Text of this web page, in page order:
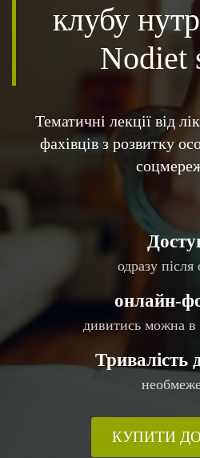
клубу
Nodiet
Тематичні лекції від
фахівців з розвитку
одразу після
онлайн-
дивитись можна в
Тривалість
КУПИТИ